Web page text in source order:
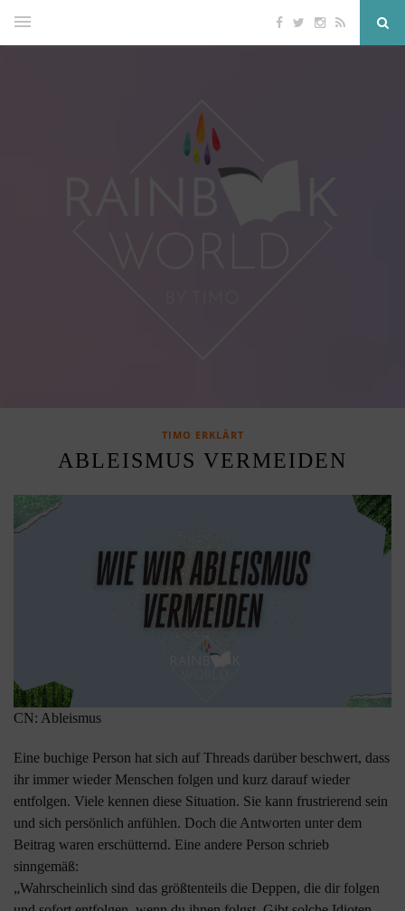
TIMO ERKLÄRT
ABLEISMUS VERMEIDEN
CN: Ableismus
Eine buchige Person hat sich auf Threads darüber beschwert, dass
ihr immer wieder Menschen folgen und kurz darauf wieder
entfolgen. Viele kennen diese Situation. Sie kann frustrierend sein
und sich persönlich anfühlen. Doch die Antworten unter dem
Beitrag waren erschütternd. Eine andere Person schrieb
sinngemäß:
„Wahrscheinlich sind das größtenteils die Deppen, die dir folgen